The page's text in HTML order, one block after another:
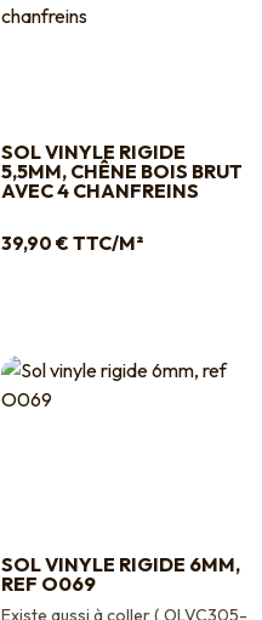
SOL VINYLE RIGIDE
5,5MM, CHÊNE BOIS BRUT
AVEC 4 CHANFREINS
39,90 € TTC/M²
SOL VINYLE RIGIDE 6MM,
REF O069
Existe aussi à coller ( OLVC305-